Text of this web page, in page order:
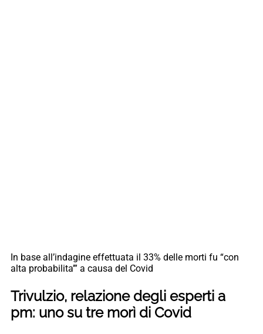
In base all’indagine effettuata il 33% delle morti fu “con
alta probabilita’” a causa del Covid
Trivulzio, relazione degli esperti a
pm: uno su tre morì di Covid